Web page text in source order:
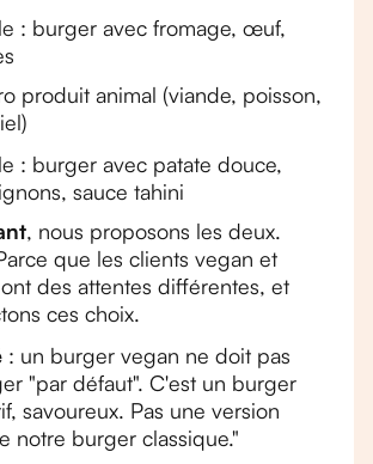
: burger avec fromage, œuf,
produit animal (viande, poisson,
: burger avec patate douce,
sauce tahini
, nous proposons les deux.
que les clients vegan et
des attentes différentes, et
ces choix.
: un burger vegan ne doit pas
"par défaut". C'est un burger
savoureux. Pas une version
notre burger classique."